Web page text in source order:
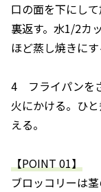
口の面を下にし
裏返す。水1/2カ
ほど蒸し焼きに
4 フライパンを
火にかける。ひ
える。
【POINT 01】
ブロッコリーは